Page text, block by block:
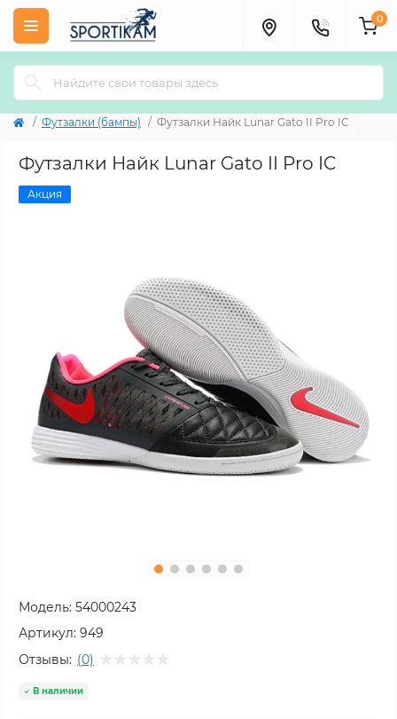
0
Футзалки (бампы) Футзалки Найк Lunar Gato II Pro IC
Футзалки Найк Lunar Gato II Pro IC
Акция
Модель: 54000243
Артикул: 949
Отзывы: (0)
В наличии